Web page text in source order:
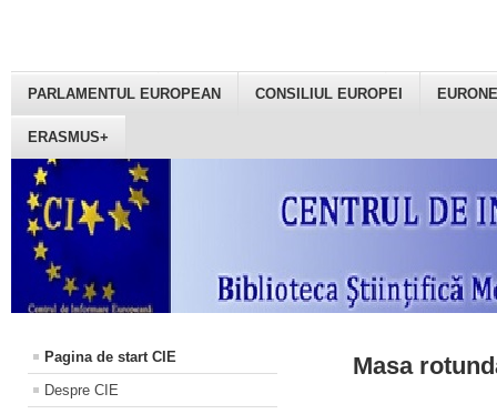
PARLAMENTUL EUROPEAN CONSILIUL EUROPEI
ERASMUS+
Pagina de start CIE
Despre CIE
Masa